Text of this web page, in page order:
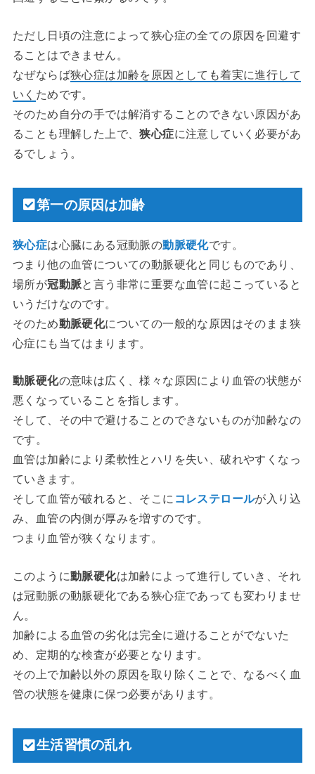
ただし日頃の注意によって狭心症の全ての原因を回避す
ることはできません。
なぜならば狭心症は加齢を原因としても着実に進行して
いく ためです。
そのため自分の手では解消することのできない原因があ
ることも理解した上で、狭心症に注意していく必要があ
るでしょう。
第一の原因は加齢
狭心症は心臓にある冠動脈の動脈硬化です。
つまり他の血管についての動脈硬化と同じものであり、
場所が冠動脈と言う非常に重要な血管に起こっていると
いうだけなのです。
そのため動脈硬化についての一般的な原因はそのまま狭
心症にも当てはまります。
動脈硬化の意味は広く、様々な原因により血管の状態が
悪くなっていることを指します。
そして、その中で避けることのできないものが加齢なの
です。
血管は加齢により柔軟性とハリを失い、破れやすくなっ
ていきます。
そして血管が破れると、そこに コレステロールが入り込
み、血管の内側が厚みを増すのです。
つまり血管が狭くなります。
このように動脈硬化は加齢によって進行していき、それ
は冠動脈の動脈硬化である狭心症であっても変わりませ
ん。
加齢による血管の劣化は完全に避けることがでないた
め、定期的な検査が必要となります。
その上で加齢以外の原因を取り除くことで、なるべく血
管の状態を健康に保つ必要があります。
生活習慣の乱れ